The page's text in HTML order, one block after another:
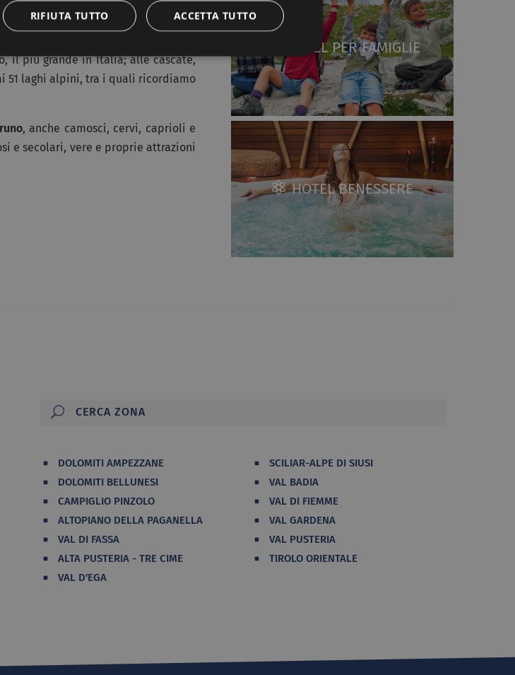
HOTEL PER FAMIGLIE
HOTEL BENESSERE
del Gruppo di Brenta e le rocce
il più grande in Italia; alle cascate,
51 laghi alpini, tra i quali ricordiamo
, anche camosci, cervi, caprioli e
e secolari, vere e proprie attrazioni
DOLOMITI AMPEZZANE
DOLOMITI BELLUNESI
CAMPIGLIO PINZOLO
ALTOPIANO DELLA PAGANELLA
VAL DI FASSA
ALTA PUSTERIA - TRE CIME
VAL D'EGA
SCILIAR-ALPE DI SIUSI
VAL BADIA
VAL DI FIEMME
VAL GARDENA
VAL PUSTERIA
TIROLO ORIENTALE
ACCETTA TUTTO
RIFIUTA TUTTO